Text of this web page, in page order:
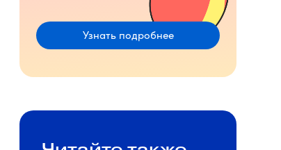
Узнать подробнее